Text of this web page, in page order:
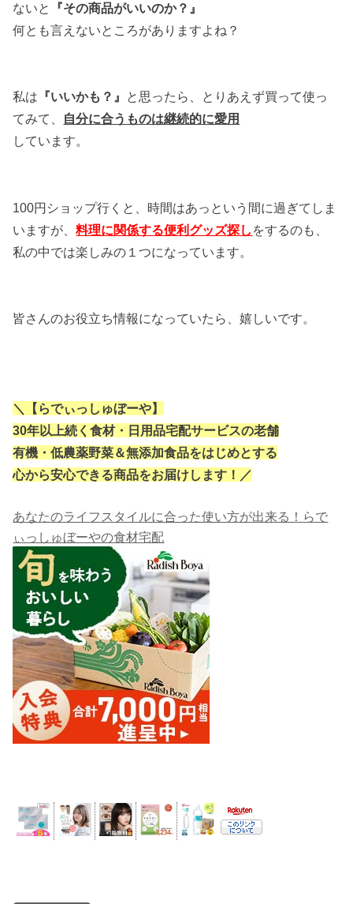
ないと
『その商品がいいのか？』
何とも言えないところがありますよね？
私は 『いいかも？』 と思ったら、とりあえず買って使っ
てみて、 自分に合うものは継続的に愛用
しています。
100円ショップ行くと、時間はあっという間に過ぎてしま
いますが、料理に関係する便利グッズ探し をするのも、
私の中では楽しみの１つになっています。
皆さんのお役立ち情報になっていたら、嬉しいです。
＼【らでぃっしゅぼーや】
30年以上続く食材・日用品宅配サービスの老舗
有機・低農薬野菜＆無添加食品をはじめとする
心から安心できる商品をお届けします！／
あなたのライフスタイルに合った使い方が出来る！らで
ぃっしゅぼーやの食材宅配